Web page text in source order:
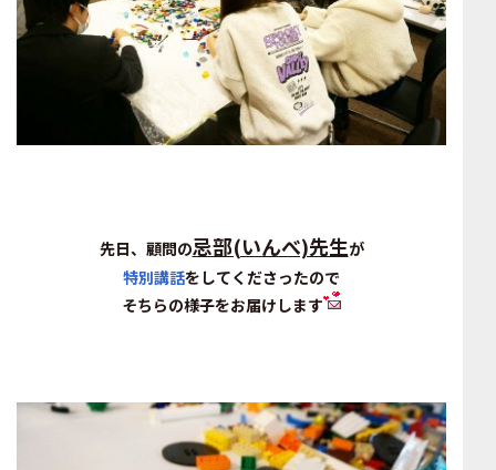
先日、顧問の忌部(いんべ)先生が
特別講話をしてくださったので
そちらの様子をお届けします